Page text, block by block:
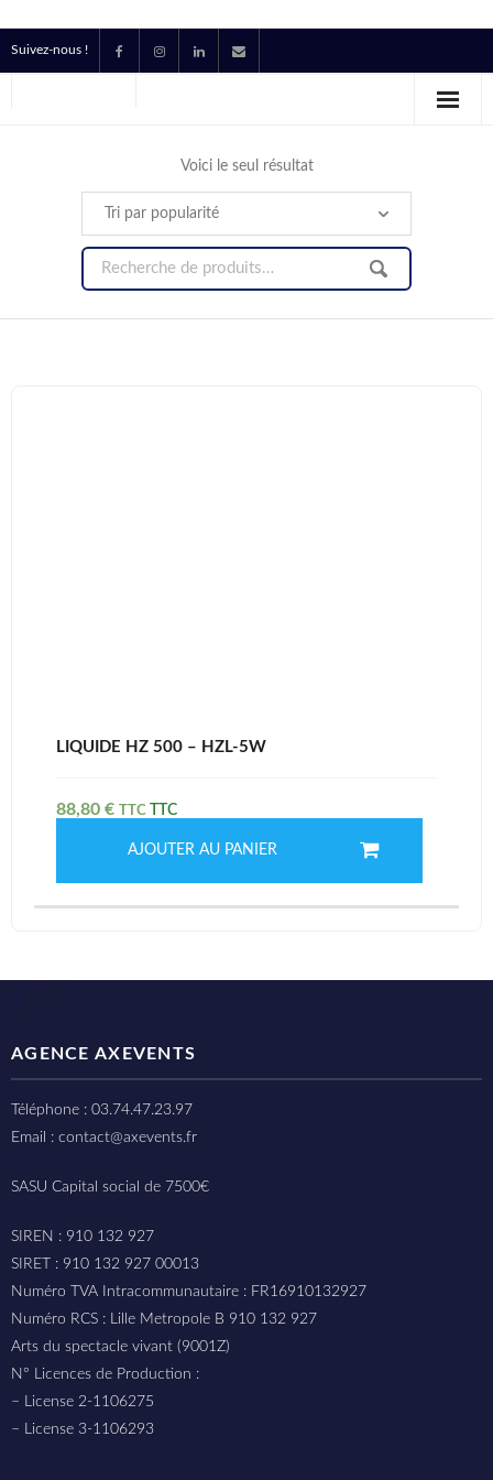
Suivez-nous !
Production
Voici le seul résultat
LIQUIDE HZ 500 – HZL-5W
88,80 € TTC
AJOUTER AU PANIER
AGENCE AXEVENTS
Téléphone : 03.74.47.23.97
Email : contact@axevents.fr
SASU Capital social de 7500€
SIREN : 910 132 927
SIRET : 910 132 927 00013
Numéro TVA Intracommunautaire : FR16910132927
Numéro RCS : Lille Metropole B 910 132 927
Arts du spectacle vivant (9001Z)
N° Licences de Production :
– License 2-1106275
– License 3-1106293